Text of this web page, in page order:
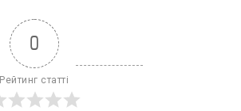
0
Рейтинг статті